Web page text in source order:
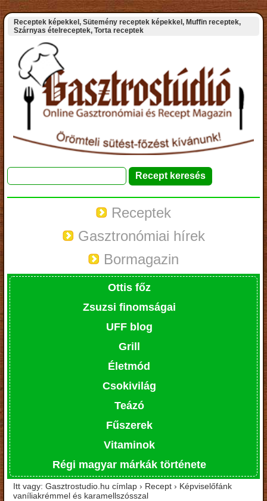
Receptek képekkel, Sütemény receptek képekkel, Muffin receptek,
Szárnyas ételreceptek, Torta receptek
Receptek
Gasztronómiai hírek
Bormagazin
Ottis főz
Zsuzsi finomságai
UFF blog
Grill
Életmód
Csokivilág
Teázó
Fűszerek
Vitaminok
Régi magyar márkák története
Itt vagy: Gasztrostudio.hu címlap › Recept › Képviselőfánk
vaníliakrémmel és karamellszósszal